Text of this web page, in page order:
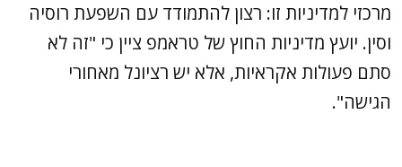
מרכזי למדיניות זו: רצון להתמודד עם השפעת רוסיה
וסין. יועץ מדיניות החוץ של טראמפ ציין כי "זה לא
סתם פעולות אקראיות, אלא יש רציונל מאחורי
הגישה".